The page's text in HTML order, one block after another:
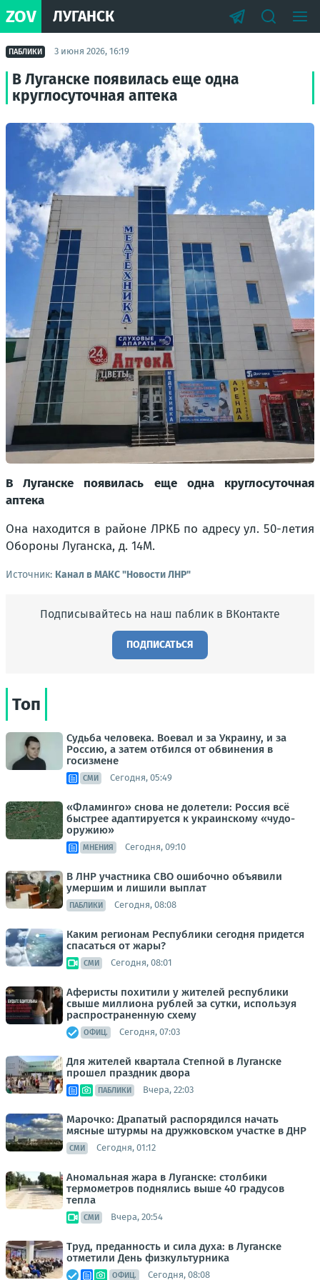
ZOV ЛУГАНСК
ПАБЛИКИ 3 июня 2026, 16:19
В Луганске появилась еще одна
круглосуточная аптека
В Луганске появилась еще одна круглосуточная
аптека
Она находится в районе ЛРКБ по адресу ул. 50-летия
Обороны Луганска, д. 14М.
Источник: Канал в МАКС "Новости ЛНР"
Подписывайтесь на наш паблик в ВКонтакте
ПОДПИСАТЬСЯ
Топ
Судьба человека. Воевал и за Украину, и за
Россию, а затем отбился от обвинения в
госизмене
СМИ Сегодня, 05:49
«Фламинго» снова не долетели: Россия всё
быстрее адаптируется к украинскому «чудо-
оружию»
МНЕНИЯ Сегодня, 09:10
В ЛНР участника СВО ошибочно объявили
умершим и лишили выплат
ПАБЛИКИ Сегодня, 08:08
Каким регионам Республики сегодня придется
спасаться от жары?
СМИ Сегодня, 08:01
Аферисты похитили у жителей республики
свыше миллиона рублей за сутки, используя
распространенную схему
ОФИЦ. Сегодня, 07:03
Для жителей квартала Степной в Луганске
прошел праздник двора
ПАБЛИКИ Вчера, 22:03
Марочко: Драпатый распорядился начать
мясные штурмы на дружковском участке в ДНР
СМИ Сегодня, 01:12
Аномальная жара в Луганске: столбики
термометров поднялись выше 40 градусов
тепла
СМИ Вчера, 20:54
Труд, преданность и сила духа: в Луганске
отметили День физкультурника
ОФИЦ. Сегодня, 08:08